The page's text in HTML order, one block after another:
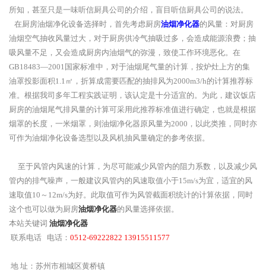
所知，甚至只是一味听信厨具公司的介绍，盲目听信厨具公司的说法。
在厨房油烟净化设备选择时，首先考虑厨房油烟净化器的风量：对厨房
油烟空气抽收风量过大，对于厨房供冷气抽吸过多，会造成能源浪费；抽
吸风量不足，又会造成厨房内油烟气的弥漫，致使工作环境恶化。在
GB18483—2001国家标准中，对于油烟尾气量的计算，按炉灶上方的集
油罩投影面积1.1㎡，折算成需要匹配的抽排风为2000m3/h的计算推荐标
准。根据我司多年工程实践证明，该认定是十分适宜的。为此，建议饭店
厨房的油烟尾气排风量的计算可采用此推荐标准值进行确定，也就是根据
烟罩的长度，一米烟罩，则油烟净化器原风量为2000，以此类推，同时亦
可作为油烟净化设备选型以及风机抽风量确定的参考依据。
至于风管内风速的计算，为尽可能减少风管内的阻力系数，以及减少风
管内的排气噪声，一般建议风管内的风速取值小于15m/s为宜，适宜的风
速取值10～12m/s为好。此取值可作为风管截面积统计的计算依据，同时
这个也可以做为厨房油烟净化器的风量选择依据。
本站关键词 油烟净化器
联系电话 电话： 0512-69222822 13915511577
地 址：苏州市相城区黄桥镇